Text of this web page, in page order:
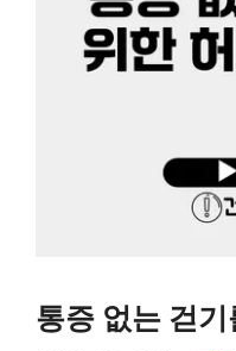
통증 없는 걷